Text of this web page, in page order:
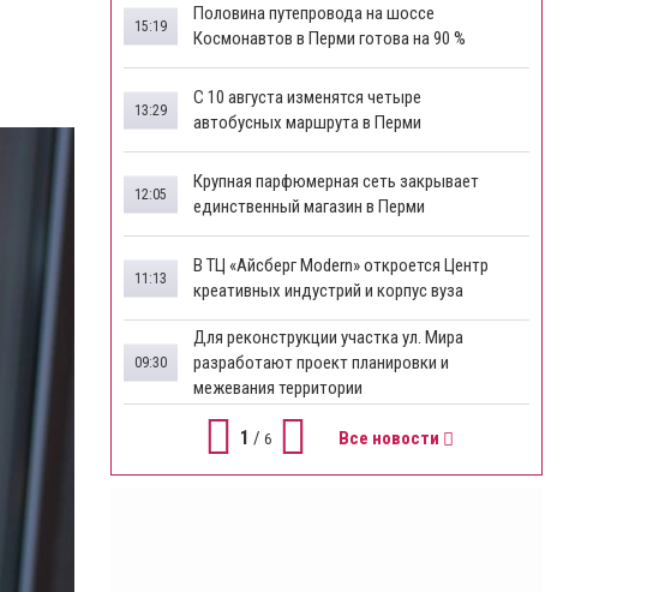
​Половина путепровода на шоссе
Космонавтов в Перми готова на 90 %
15:19
​С 10 августа изменятся четыре
автобусных маршрута в Перми
13:29
​Крупная парфюмерная сеть закрывает
единственный магазин в Перми
12:05
​В ТЦ «Айсберг Modern» откроется Центр
креативных индустрий и корпус вуза
11:13
Для реконструкции участка ул. Мира
разработают проект планировки и
межевания территории
09:30
1 / 6 Все новости